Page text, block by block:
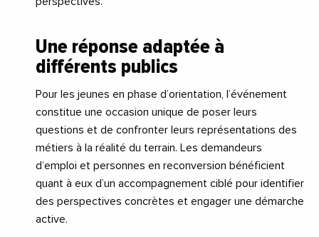
Une réponse adaptée à
différents publics
Pour les jeunes en phase d’orientation, l’événement
constitue une occasion unique de poser leurs
questions et de confronter leurs représentations des
métiers à la réalité du terrain. Les demandeurs
d’emploi et personnes en reconversion bénéficient
quant à eux d’un accompagnement ciblé pour identifier
des perspectives concrètes et engager une démarche
active.